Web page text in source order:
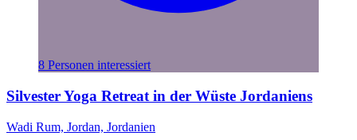
8 Personen interessiert
Silvester Yoga Retreat in der Wüste Jordaniens
Wadi Rum, Jordan, Jordanien